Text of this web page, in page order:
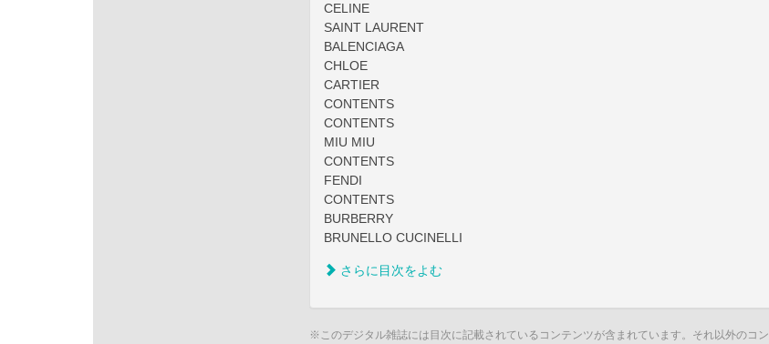
CELINE
SAINT LAURENT
BALENCIAGA
CHLOE
CARTIER
CONTENTS
CONTENTS
MIU MIU
CONTENTS
FENDI
CONTENTS
BURBERRY
BRUNELLO CUCINELLI
さらに目次をよむ
※このデジタル雑誌には目次に記載されているコンテンツが含まれています。それ以外のコン